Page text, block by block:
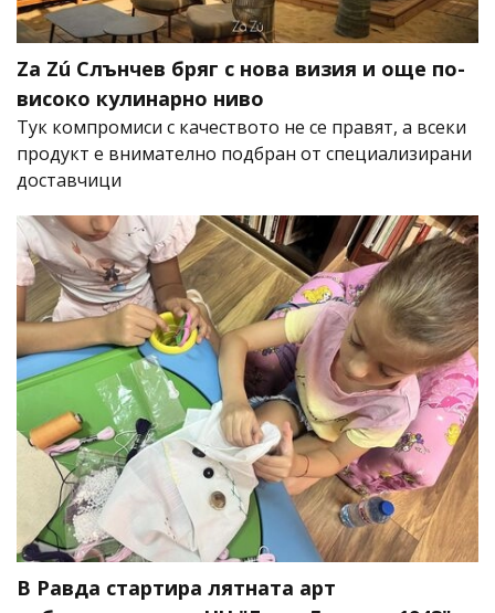
Za Zú Слънчев бряг с нова визия и още по-
високо кулинарно ниво
Тук компромиси с качеството не се правят, а всеки
продукт е внимателно подбран от специализирани
доставчици
В Равда стартира лятната арт